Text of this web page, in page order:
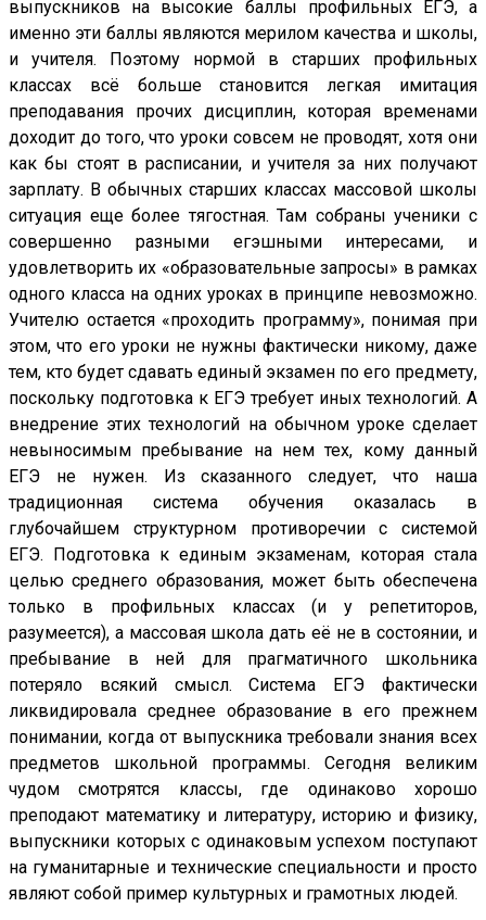
выпускников на высокие баллы профильных ЕГЭ, а
именно эти баллы являются мерилом качества и школы,
и учителя. Поэтому нормой в старших профильных
классах всё больше становится легкая имитация
преподавания прочих дисциплин, которая временами
доходит до того, что уроки совсем не проводят, хотя они
как бы стоят в расписании, и учителя за них получают
зарплату. В обычных старших классах массовой школы
ситуация еще более тягостная. Там собраны ученики с
совершенно разными егэшными интересами, и
удовлетворить их «образовательные запросы» в рамках
одного класса на одних уроках в принципе невозможно.
Учителю остается «проходить программу», понимая при
этом, что его уроки не нужны фактически никому, даже
тем, кто будет сдавать единый экзамен по его предмету,
поскольку подготовка к ЕГЭ требует иных технологий. А
внедрение этих технологий на обычном уроке сделает
невыносимым пребывание на нем тех, кому данный
ЕГЭ не нужен. Из сказанного следует, что наша
традиционная система обучения оказалась в
глубочайшем структурном противоречии с системой
ЕГЭ. Подготовка к единым экзаменам, которая стала
целью среднего образования, может быть обеспечена
только в профильных классах (и у репетиторов,
разумеется), а массовая школа дать её не в состоянии, и
пребывание в ней для прагматичного школьника
потеряло всякий смысл. Система ЕГЭ фактически
ликвидировала среднее образование в его прежнем
понимании, когда от выпускника требовали знания всех
предметов школьной программы. Сегодня великим
чудом смотрятся классы, где одинаково хорошо
преподают математику и литературу, историю и физику,
выпускники которых с одинаковым успехом поступают
на гуманитарные и технические специальности и просто
являют собой пример культурных и грамотных людей.